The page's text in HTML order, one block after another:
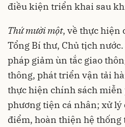
điều kiện triển khai sau
Thứ mười một, về thực hiện
Tổng Bí thư, Chủ tịch
pháp giảm ùn tắc giao
thông, phát triển vận tải
thực hiện chính sách
phương tiện cá nhân; xử
điểm, hoàn thiện hệ thống